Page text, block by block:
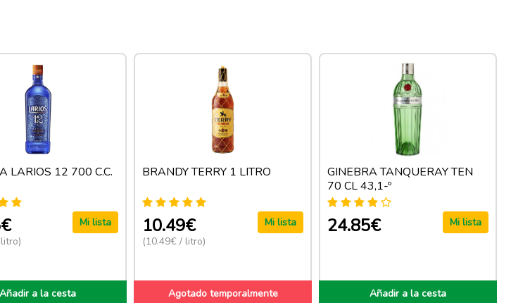
LARIOS 12 700 C.C.
Añadir a la cesta
Mi lista
BRANDY TERRY 1 LITRO
10.49€
(10.49€ / litro)
Agotado temporalmente
Mi lista
GINEBRA TANQUERAY TEN
70 CL 43,1-º
24.85€
Añadir a la cesta
Mi lista